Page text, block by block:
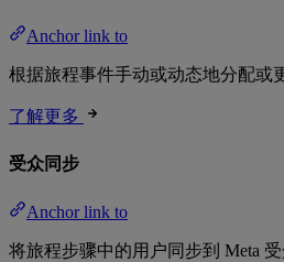
Anchor link to
根据旅程事件手动或动态地分配或
了解更多
受众同步
Anchor link to
将旅程步骤中的用户同步到 Meta